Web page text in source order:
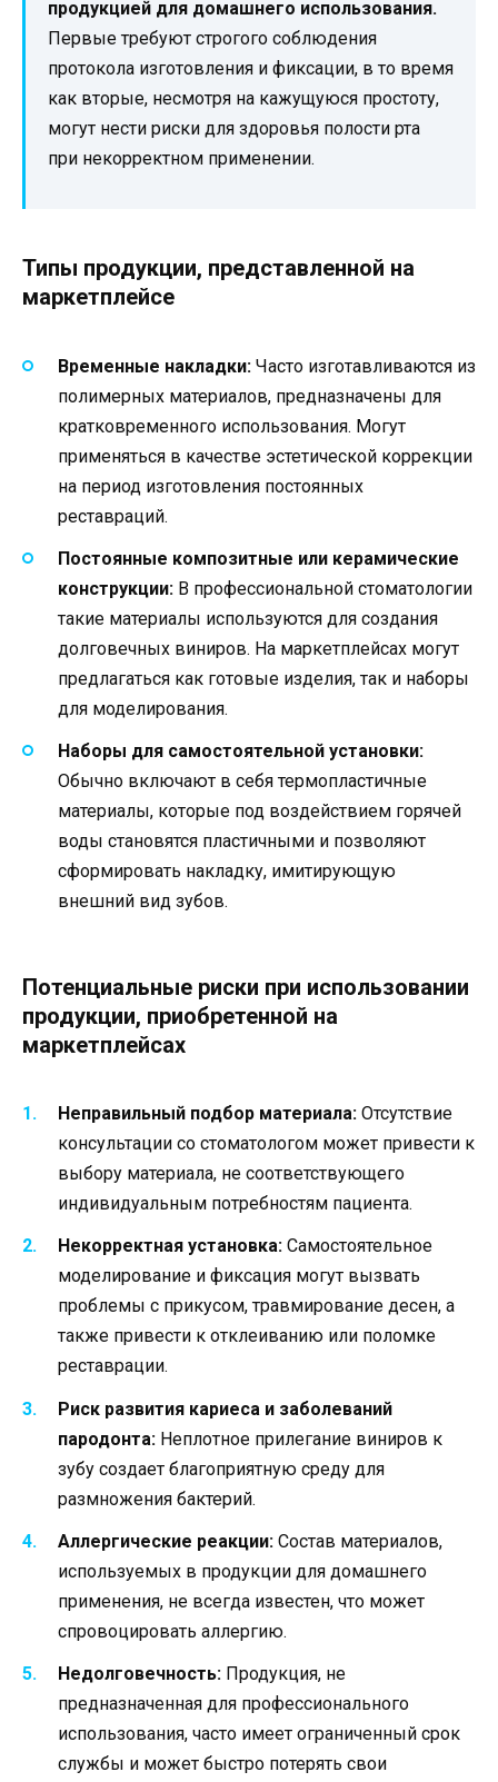
продукцией для домашнего использования.
Первые требуют строгого соблюдения
протокола изготовления и фиксации, в то время
как вторые, несмотря на кажущуюся простоту,
могут нести риски для здоровья полости рта
при некорректном применении.
Типы продукции, представленной на
маркетплейсе
Временные накладки: Часто изготавливаются из
полимерных материалов, предназначены для
кратковременного использования. Могут
применяться в качестве эстетической коррекции
на период изготовления постоянных
реставраций.
Постоянные композитные или керамические
конструкции: В профессиональной стоматологии
такие материалы используются для создания
долговечных виниров. На маркетплейсах могут
предлагаться как готовые изделия, так и наборы
для моделирования.
Наборы для самостоятельной установки:
Обычно включают в себя термопластичные
материалы, которые под воздействием горячей
воды становятся пластичными и позволяют
сформировать накладку, имитирующую
внешний вид зубов.
Потенциальные риски при использовании
продукции, приобретенной на
маркетплейсах
Неправильный подбор материала: Отсутствие
консультации со стоматологом может привести к
выбору материала, не соответствующего
индивидуальным потребностям пациента.
Некорректная установка: Самостоятельное
моделирование и фиксация могут вызвать
проблемы с прикусом, травмирование десен, а
также привести к отклеиванию или поломке
реставрации.
Риск развития кариеса и заболеваний
пародонта: Неплотное прилегание виниров к
зубу создает благоприятную среду для
размножения бактерий.
Аллергические реакции: Состав материалов,
используемых в продукции для домашнего
применения, не всегда известен, что может
спровоцировать аллергию.
Недолговечность: Продукция, не
предназначенная для профессионального
использования, часто имеет ограниченный срок
службы и может быстро потерять свои